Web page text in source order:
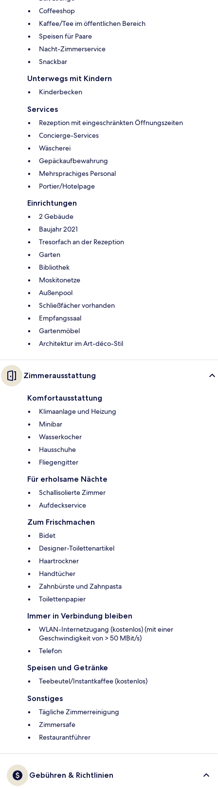
Coffeeshop
Kaffee/Tee im öffentlichen Bereich
Speisen für Paare
Nacht-Zimmerservice
Snackbar
Unterwegs mit Kindern
Kinderbecken
Services
Rezeption mit eingeschränkten Öffnungszeiten
Concierge-Services
Wäscherei
Gepäckaufbewahrung
Mehrsprachiges Personal
Portier/Hotelpage
Einrichtungen
2 Gebäude
Baujahr 2021
Tresorfach an der Rezeption
Garten
Bibliothek
Moskitonetze
Außenpool
Schließfächer vorhanden
Empfangssaal
Gartenmöbel
Architektur im Art-déco-Stil
Zimmerausstattung
Komfortausstattung
Klimaanlage und Heizung
Minibar
Wasserkocher
Hausschuhe
Fliegengitter
Für erholsame Nächte
Schallisolierte Zimmer
Aufdeckservice
Zum Frischmachen
Bidet
Designer-Toilettenartikel
Haartrockner
Handtücher
Zahnbürste und Zahnpasta
Toilettenpapier
Immer in Verbindung bleiben
WLAN-Internetzugang (kostenlos) (mit einer
Geschwindigkeit von > 50 MBit/s)
Telefon
Speisen und Getränke
Teebeutel/Instantkaffee (kostenlos)
Sonstiges
Tägliche Zimmerreinigung
Zimmersafe
Restaurantführer
Gebühren & Richtlinien